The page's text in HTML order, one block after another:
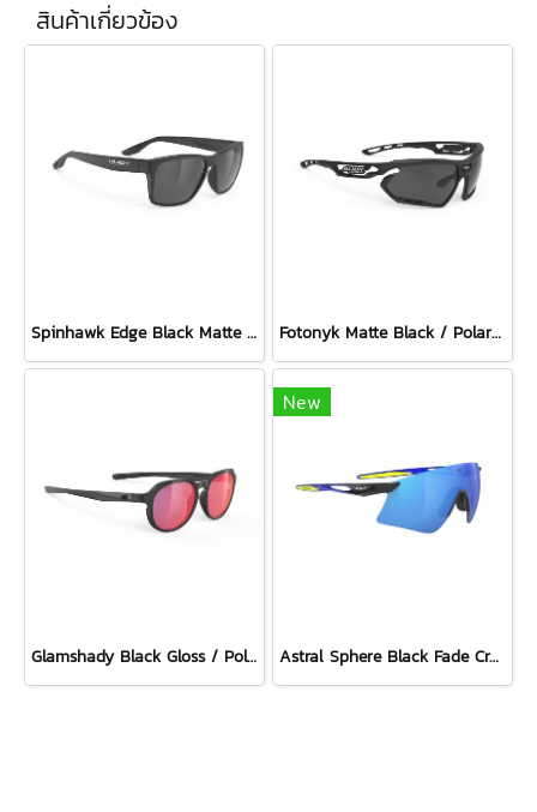
สินค้าเกี่ยวข้อง
Spinhawk Edge Black Matte / Polar 3FX Grey Fotonyk Matte Black / Polar 3FX Grey (2 pairs of bumpers)
Glamshady Black Gloss / Polar 3FX HDR Multilaser Red
New
Astral Sphere Black Fade Crystal Blue Gloss / Polar 3FX Multilaser Blue